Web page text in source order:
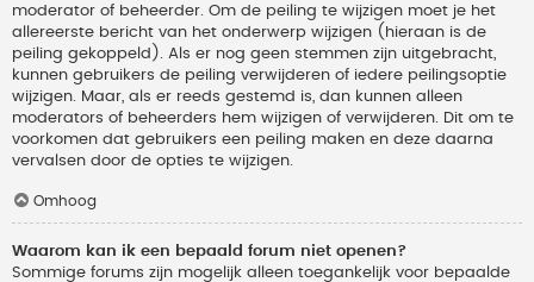
moderator of beheerder. Om de peiling te wijzigen moet je het
allereerste bericht van het onderwerp wijzigen (hieraan is de
peiling gekoppeld). Als er nog geen stemmen zijn uitgebracht,
kunnen gebruikers de peiling verwijderen of iedere peilingsoptie
wijzigen. Maar, als er reeds gestemd is, dan kunnen alleen
moderators of beheerders hem wijzigen of verwijderen. Dit om te
voorkomen dat gebruikers een peiling maken en deze daarna
vervalsen door de opties te wijzigen.
Omhoog
Waarom kan ik een bepaald forum niet openen?
Sommige forums zijn mogelijk alleen toegankelijk voor bepaalde